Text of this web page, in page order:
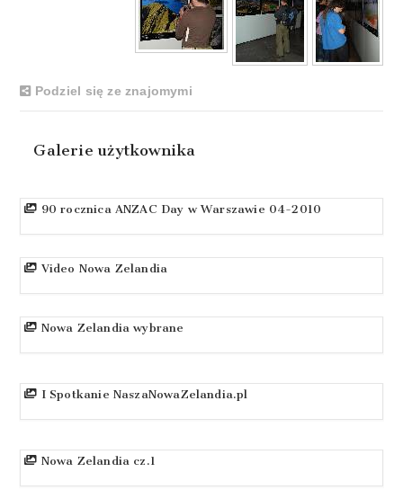
Podziel się ze znajomymi
Galerie użytkownika
90 rocznica ANZAC Day w Warszawie 04-2010
Video Nowa Zelandia
Nowa Zelandia wybrane
I Spotkanie NaszaNowaZelandia.pl
Nowa Zelandia cz.1